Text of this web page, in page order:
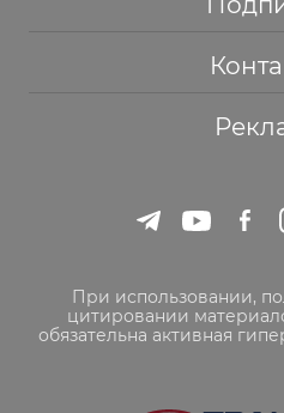
При использовании,
цитировании
обязательна активная